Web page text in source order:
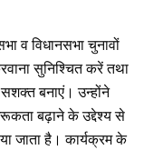
व विधानसभा चुनावों
सुनिश्चित करें तथा
बनाएं। उन्होंने
बढ़ाने के उद्देश्य से
जाता है। कार्यक्रम के